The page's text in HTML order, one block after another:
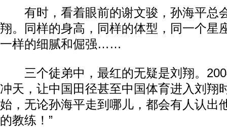
有时，看着眼前的谢文骏，孙海平总
翔。同样的身高，同样的体型，同一个星
一样的细腻和倔强……
三个徒弟中，最红的无疑是刘翔。
冲天，让中国田径甚至中国体育进入刘翔
始，无论孙海平走到哪儿，都会有人认出
的教练！”